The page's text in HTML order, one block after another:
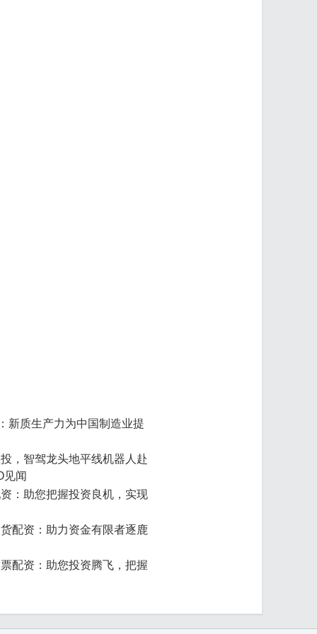
新质生产力为中国制造业提
，智驾龙头地平线机器人赴
见闻
：助您把握投资良机，实现
配资：助力资金有限者逐鹿
配资：助您投资腾飞，把握